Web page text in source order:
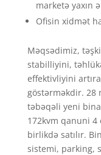
marketə yaxın
Ofisin xidmət
Məqsədimiz,
stabilliyini,
effektivliyini
göstərməkdir. 28
təbəqəli yeni
172kvm qanuni
birlikdə satılır.
sistemi, parking,